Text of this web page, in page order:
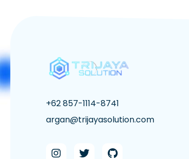
+62 857-1114-8741
argan@trijayasolution.com